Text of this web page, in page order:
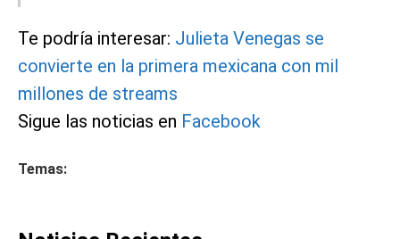
Te podría interesar: Julieta Venegas se
convierte en la primera mexicana con mil
millones de streams
Sigue las noticias en Facebook
Temas: